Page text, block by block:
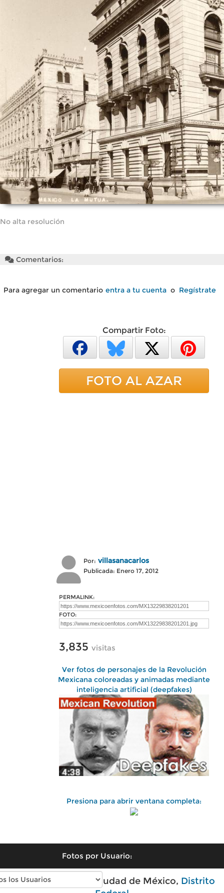
No alta resolución
Comentarios:
Para agregar un comentario entra a tu cuenta o Regístrate
Compartir Foto:
FOTO AL AZAR
Por: villasanacarlos
Publicada: Enero 17, 2012
PERMALINK:
FOTO:
3,835 visitas
Ver fotos de personajes de la Revolución
Mexicana coloreadas y animadas mediante
inteligencia artificial (deepfakes)
Presiona para abrir ventana completa:
Fotos por Usuario:
Fotos antiguas de Ciudad de México, Distrito